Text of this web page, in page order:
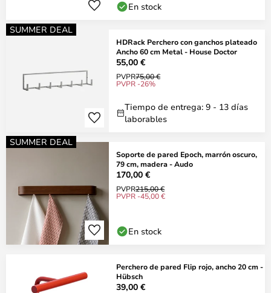
En stock
SUMMER DEAL
HDRack Perchero con ganchos plateado
Ancho 60 cm Metal - House Doctor
55,00 €
PVPR75,00 €
PVPR -26%
Tiempo de entrega: 9 - 13 días
laborables
SUMMER DEAL
Soporte de pared Epoch, marrón oscuro,
79 cm, madera - Audo
170,00 €
PVPR215,00 €
PVPR -45,00 €
En stock
Perchero de pared Flip rojo, ancho 20 cm -
Hübsch
39,00 €